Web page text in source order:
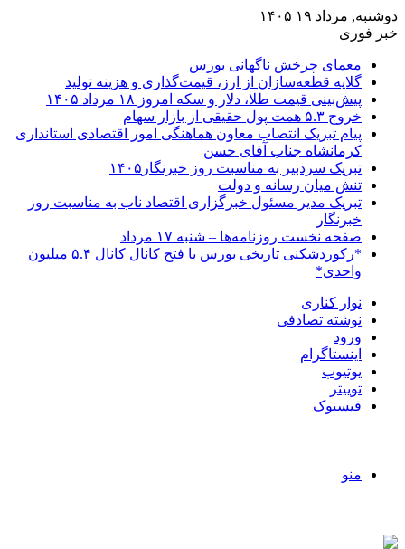
دوشنبه, مرداد ۱۹ ۱۴۰۵
خبر فوری
معمای چرخش ناگهانی بورس
گلایه قطعه‌سازان از ارز، قیمت‌گذاری و هزینه تولید
پیش‌بینی قیمت طلا، دلار و سکه امروز ۱۸ مرداد ۱۴۰۵
خروج ۵.۳ همت پول حقیقی از بازار سهام
پیام تبریک انتصاب معاون هماهنگی امور اقتصادی استانداری
کرمانشاه جناب آقای حسن
تبریک سردبیر به مناسبت روز خبرنگار۱۴۰۵
تنش میان رسانه و دولت
تبریک مدیر مسئول خبرگزاری اقتصاد ناب به مناسبت روز
خبرنگار
صفحه نخست روزنامه‌ها – شنبه ۱۷ مرداد
*رکوردشکنی تاریخی بورس با فتح کانال کانال ۵.۴ میلیون
واحدی*
نوار کناری
نوشته تصادفی
ورود
اینستاگرام
یوتیوب
توییتر
فیسبوک
منو